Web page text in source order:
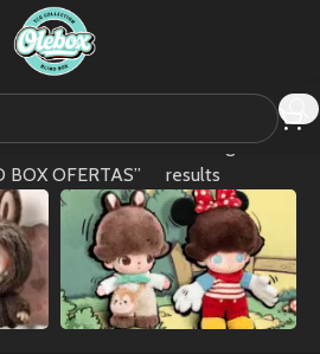
OFERTAS”
Showing all 3
results